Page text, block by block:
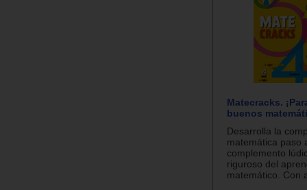
Matecracks.
buenos
Desarrolla la
matemática paso
complemento
riguroso del
matemático. Con